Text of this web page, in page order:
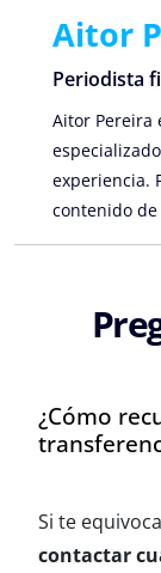
Aitor
Periodista
Aitor Pereira
experiencia.
contenido
¿Cómo
Si te
contactar